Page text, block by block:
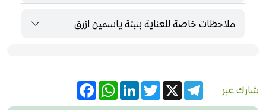
ملاحظات خاصة للعناية بنبتة ياسمين ازرق
شارك عبر FacebookWhatsAppLinkedInTwitter X
Telegram